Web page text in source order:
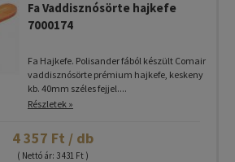
Fa Vaddisznósörte hajkefe
7000174
Fa Hajkefe. Polisander fából készült Comair
vaddisznósörte prémium hajkefe, keskeny
kb. 40mm széles fejjel....
Részletek »
4 357 Ft / db
( Nettó ár: 3 431 Ft )